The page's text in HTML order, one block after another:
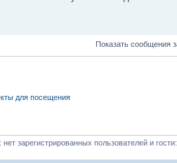
Показать сообщения
для посещения
зарегистрированных пользователей и